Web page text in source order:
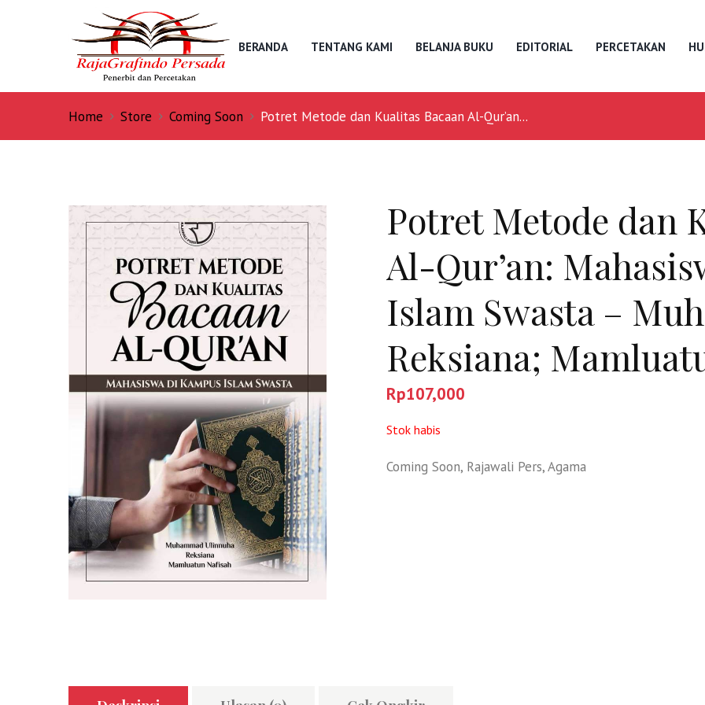
BERANDA TENTANG KAMI BELANJA BUKU EDITORIAL PERCETAKAN
Home Store Coming Soon Potret Metode dan Kualitas Bacaan Al-Qur’an...
Potret Metode dan
Al-Qur’an:
Islam Swasta –
Reksiana;
Rp107,000
Stok habis
Coming Soon, Rajawali Pers,Agama